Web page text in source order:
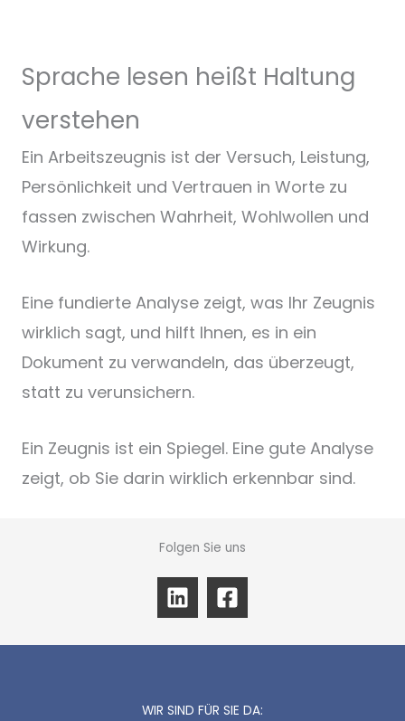
Sprache lesen heißt Haltung
verstehen
Ein Arbeitszeugnis ist der Versuch, Leistung,
Persönlichkeit und Vertrauen in Worte zu
fassen zwischen Wahrheit, Wohlwollen und
Wirkung.
Eine fundierte Analyse zeigt, was Ihr Zeugnis
wirklich sagt, und hilft Ihnen, es in ein
Dokument zu verwandeln, das überzeugt,
statt zu verunsichern.
Ein Zeugnis ist ein Spiegel. Eine gute Analyse
zeigt, ob Sie darin wirklich erkennbar sind.
Folgen Sie uns
WIR SIND FÜR SIE DA: